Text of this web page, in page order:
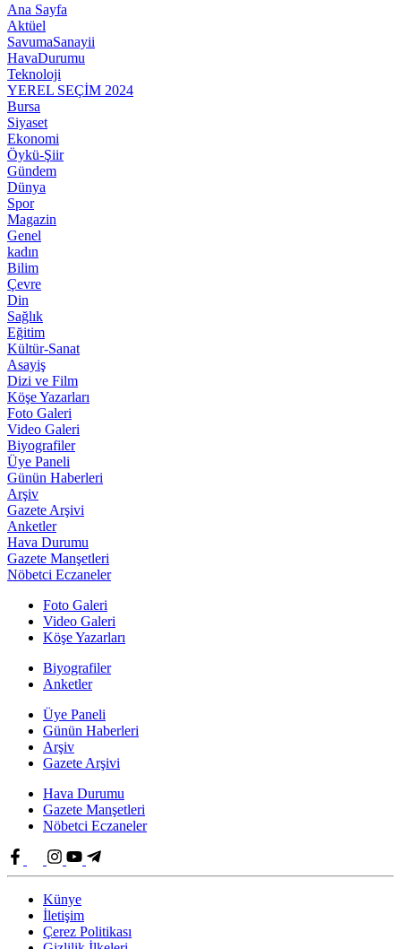
Ana Sayfa
Aktüel
SavumaSanayii
HavaDurumu
Teknoloji
YEREL SEÇİM 2024
Bursa
Siyaset
Ekonomi
Öykü-Şiir
Gündem
Dünya
Spor
Magazin
Genel
kadın
Bilim
Çevre
Din
Sağlık
Eğitim
Kültür-Sanat
Asayiş
Dizi ve Film
Köşe Yazarları
Foto Galeri
Video Galeri
Biyografiler
Üye Paneli
Günün Haberleri
Arşiv
Gazete Arşivi
Anketler
Hava Durumu
Gazete Manşetleri
Nöbetci Eczaneler
Foto Galeri
Video Galeri
Köşe Yazarları
Biyografiler
Anketler
Üye Paneli
Günün Haberleri
Arşiv
Gazete Arşivi
Hava Durumu
Gazete Manşetleri
Nöbetci Eczaneler
Künye
İletişim
Çerez Politikası